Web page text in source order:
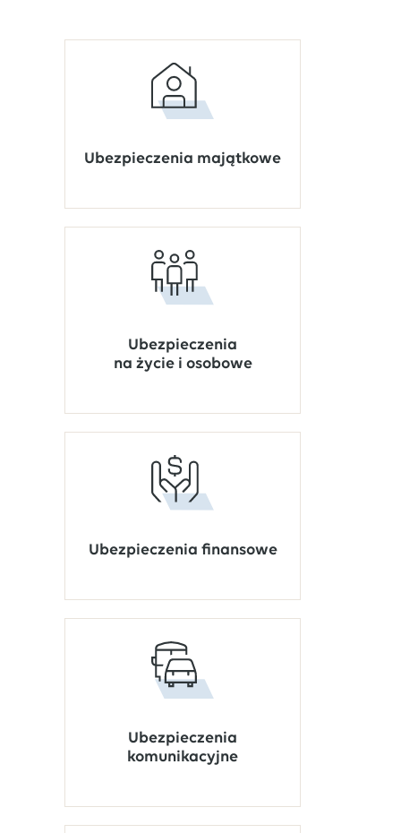
Ubezpieczenia majątkowe
Ubezpieczenia
na życie i osobowe
Ubezpieczenia finansowe
Ubezpieczenia
komunikacyjne